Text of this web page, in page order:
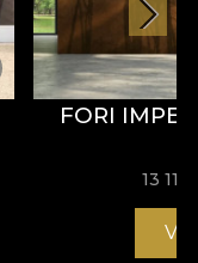
FORI
13 112